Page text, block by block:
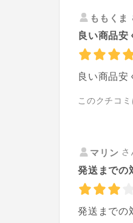
ももくま
良い商品
良い商品安
このクチコ
マリン
発送までの
発送までの